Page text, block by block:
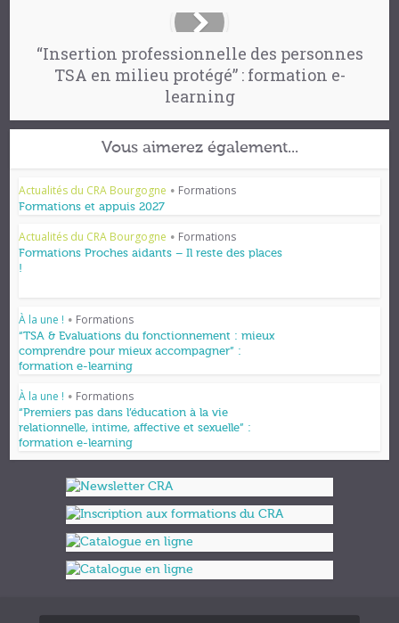
“Insertion professionnelle des personnes
TSA en milieu protégé” : formation e-
learning
Vous aimerez également...
Actualités du CRA Bourgogne • Formations
Formations et appuis 2027
Actualités du CRA Bourgogne • Formations
Formations Proches aidants – Il reste des places
!
À la une ! • Formations
“TSA & Evaluations du fonctionnement : mieux
comprendre pour mieux accompagner” :
formation e-learning
À la une ! • Formations
“Premiers pas dans l’éducation à la vie
relationnelle, intime, affective et sexuelle” :
formation e-learning